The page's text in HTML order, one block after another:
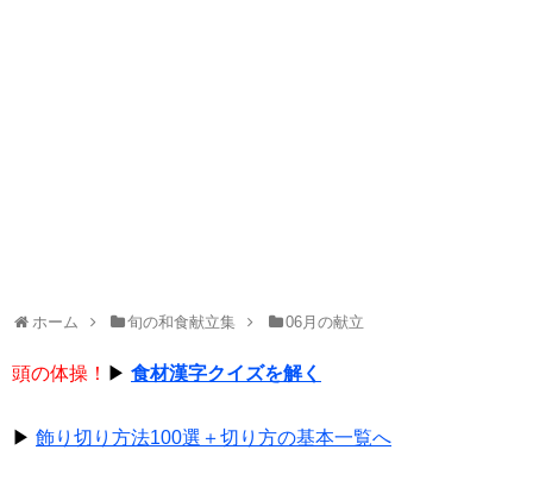
ホーム 旬の和食献立集 06月の献立
頭の体操！ ▶ 食材漢字クイズを解く
▶ 飾り切り方法100選＋切り方の基本一覧へ